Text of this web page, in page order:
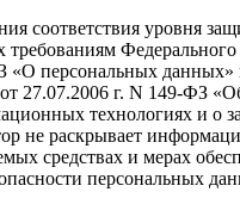
соответствия уровня
Федерального
«О персональных данных»
27.07.2006 г. N 149-ФЗ
технологиях и о
не раскрывает
средствах и мерах
персональных